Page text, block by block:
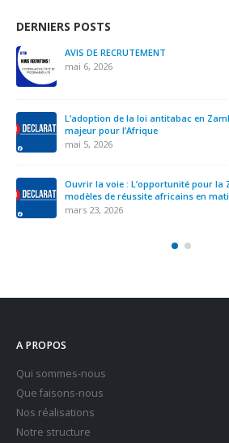
Nous devons prendre des mesures
novembre 12, 2025
septembre 22, 2025
YADD demande la priorisation de la
Qui sommes-nous
Nos réalisations
Notre structure